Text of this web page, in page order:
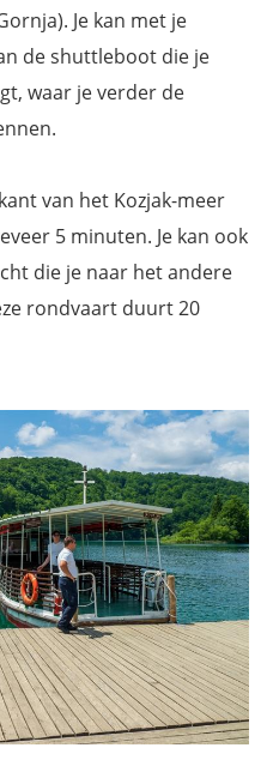
Je kan met je
de shuttleboot die je
waar je verder de
van het Kozjak-meer
5 minuten. Je kan ook
die je naar het andere
rondvaart duurt 20